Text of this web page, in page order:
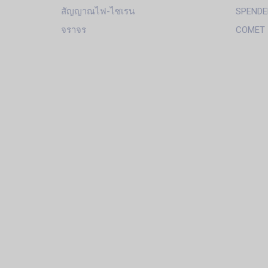
สัญญาณไฟ-ไซเรน
จราจร
COMET